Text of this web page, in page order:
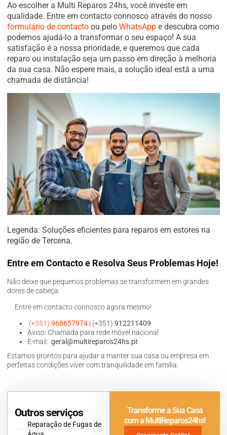
Ao escolher a Multi Reparos 24hs, você investe em
qualidade. Entre em contacto connosco através do nosso
formulário de contacto ou pelo WhatsApp e descubra como
podemos ajudá-lo a transformar o seu espaço! A sua
satisfação é a nossa prioridade, e queremos que cada
reparo ou instalação seja um passo em direção à melhoria
da sua casa. Não espere mais, a solução ideal está a uma
chamada de distância!
Legenda: Soluções eficientes para reparos em estores na
região de Tercena.
Entre em Contacto e Resolva Seus Problemas Hoje!
Não deixe que pequenos problemas se transformem em grandes
dores de cabeça.
Entre em contacto connosco agora mesmo!
(+351) 968657974 | (+351) 912211409
Aviso: Chamada para rede móvel nacional
E-mail: geral@multireparos24hs.pt
Estamos prontos para ajudar a manter sua casa ou empresa em
perfeitas condições viver com tranquilidade em família.
Outros serviços
Reparação de Fugas de
Transforme a Sua Casa
com a MultiReparos24hs!